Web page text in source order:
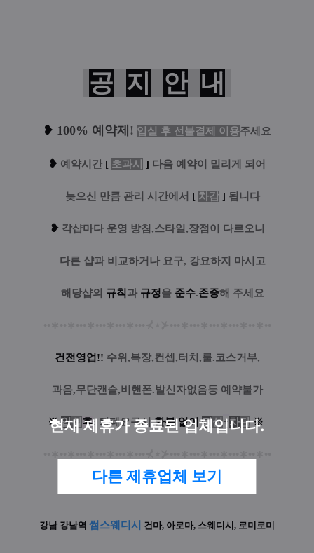
현재 제휴가 종료된 업체입니다.
다른 제휴업체 보기
공 지 안 내
❥ 100% 예약제 ! 입실 후 선불결제 이용주세요
❥ 예 약시간 [ 초과시 ] 다음 예약이 밀리게 되어
늦으신 만큼 관리 시간에서 [ 차감 ] 됩니다
❥ 각샵마다 운영 방침,스타일,장점이 다르오니
다른 샵과 비교하거나 요구, 강요하지 마시고
해당샵의 규칙 과 규정을 준수.존중해 주세요
건전영업!! 수위,복장,컨셉,터치,룰.코스거부,
과음,무단캔슬,비핸폰.발신자없음등 예약불가
※ 입실 후: 퇴폐요구시환불 없이 퇴실+차단※
강남 강남역 썸스웨디시 건마, 아로마, 스웨디시, 로미로미